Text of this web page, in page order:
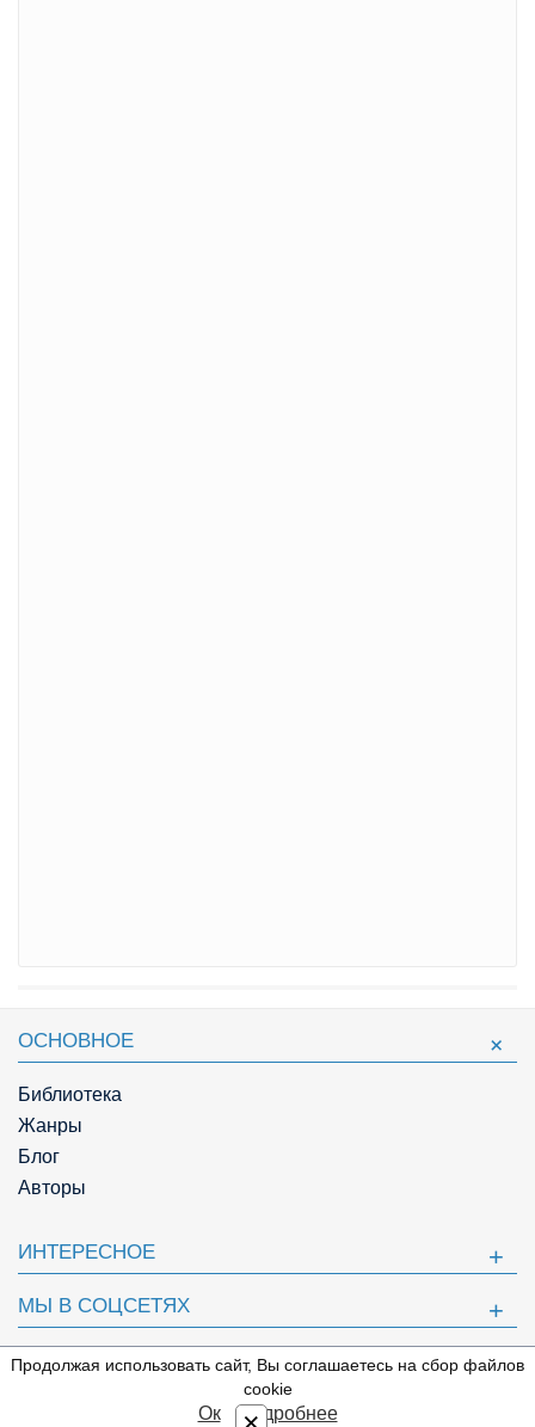
⇩
ОСНОВНОЕ
Библиотека
Жанры
Блог
Авторы
ИНТЕРЕСНОЕ
МЫ В СОЦСЕТЯХ
ПОЛЕЗНОЕ
Продолжая использовать сайт, Вы соглашаетесь на сбор файлов
cookie
Ок Подробнее